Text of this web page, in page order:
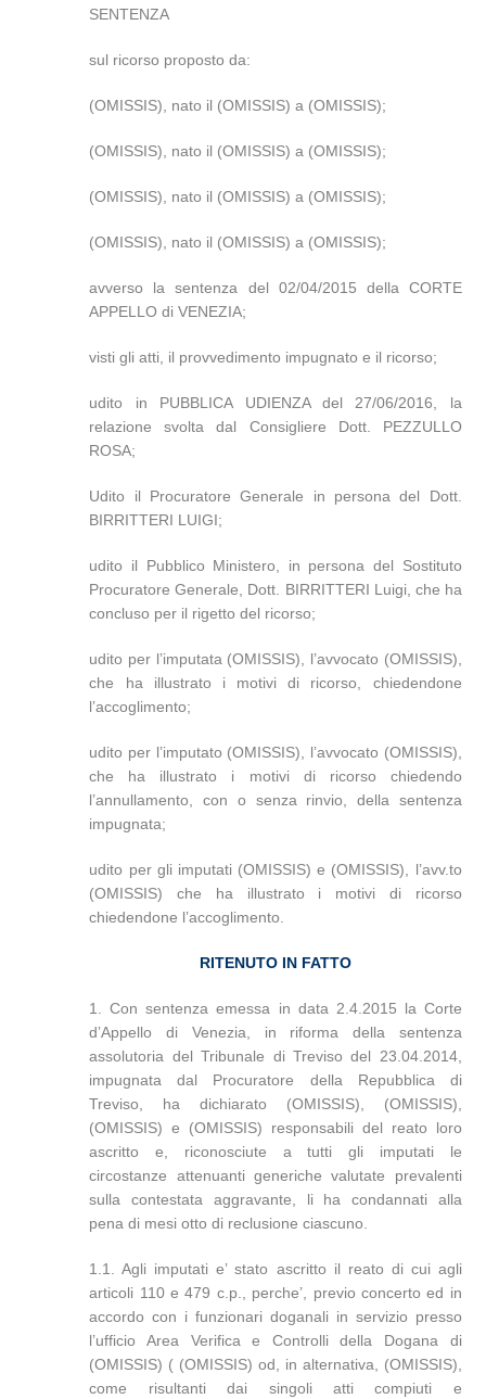
SENTENZA
sul ricorso proposto da:
(OMISSIS), nato il (OMISSIS) a (OMISSIS);
(OMISSIS), nato il (OMISSIS) a (OMISSIS);
(OMISSIS), nato il (OMISSIS) a (OMISSIS);
(OMISSIS), nato il (OMISSIS) a (OMISSIS);
avverso la sentenza del 02/04/2015 della CORTE
APPELLO di VENEZIA;
visti gli atti, il provvedimento impugnato e il ricorso;
udito in PUBBLICA UDIENZA del 27/06/2016, la
relazione svolta dal Consigliere Dott. PEZZULLO
ROSA;
Udito il Procuratore Generale in persona del Dott.
BIRRITTERI LUIGI;
udito il Pubblico Ministero, in persona del Sostituto
Procuratore Generale, Dott. BIRRITTERI Luigi, che ha
concluso per il rigetto del ricorso;
udito per l’imputata (OMISSIS), l’avvocato (OMISSIS),
che ha illustrato i motivi di ricorso, chiedendone
l’accoglimento;
udito per l’imputato (OMISSIS), l’avvocato (OMISSIS),
che ha illustrato i motivi di ricorso chiedendo
l’annullamento, con o senza rinvio, della sentenza
impugnata;
udito per gli imputati (OMISSIS) e (OMISSIS), l’avv.to
(OMISSIS) che ha illustrato i motivi di ricorso
chiedendone l’accoglimento.
RITENUTO IN FATTO
1. Con sentenza emessa in data 2.4.2015 la Corte
d’Appello di Venezia, in riforma della sentenza
assolutoria del Tribunale di Treviso del 23.04.2014,
impugnata dal Procuratore della Repubblica di
Treviso, ha dichiarato (OMISSIS), (OMISSIS),
(OMISSIS) e (OMISSIS) responsabili del reato loro
ascritto e, riconosciute a tutti gli imputati le
circostanze attenuanti generiche valutate prevalenti
sulla contestata aggravante, li ha condannati alla
pena di mesi otto di reclusione ciascuno.
1.1. Agli imputati e’ stato ascritto il reato di cui agli
articoli 110 e 479 c.p., perche’, previo concerto ed in
accordo con i funzionari doganali in servizio presso
l’ufficio Area Verifica e Controlli della Dogana di
(OMISSIS) ( (OMISSIS) od, in alternativa, (OMISSIS),
come risultanti dai singoli atti compiuti e